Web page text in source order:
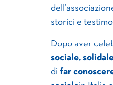
storici e
Dopo aver
sociale,
di far